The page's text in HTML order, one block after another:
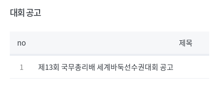
대회 공고
no 제목
1 제13회 국무총리배 세계바둑선수권대회 공고